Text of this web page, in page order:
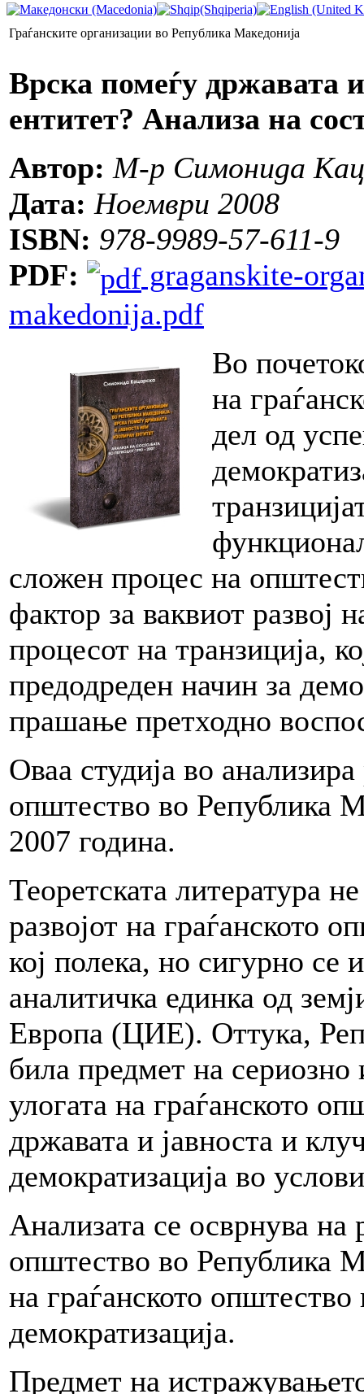
Граѓанските организации во Република Македонија
Врска помеѓу државата
ентитет? Анализа на
Автор: М-р Симонида
Дата: Ноември 2008
ISBN: 978-9989-57-611-9
PDF:
graganskite-
makedonija.pdf
Во
на
дел од
сложен процес на
фактор за ваквиот развој
процесот на транзиција,
предодреден начин за
прашање претходно
Оваа студија во анализира
општество во Република
2007 година.
Теоретската литература
развојот на граѓанското
кој полека, но сигурно се
аналитичка единка од
Европа (ЦИЕ). Оттука,
била предмет на
улогата на граѓанското
државата и јавноста и
демократизација во
Анализата се осврнува на
општество во Република
на граѓанското
демократизација.
Предмет на